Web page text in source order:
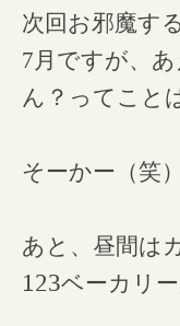
次回お邪魔す
7月ですが、あ
ん？ってこと
そーかー（笑）
あと、昼間は
123ベーカリ